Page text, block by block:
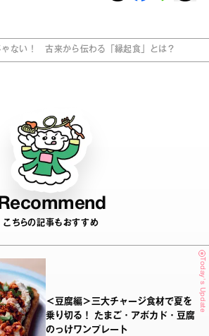
ゃない！ 古来から伝わる「縁起食」とは？
Recommend
こちらの記事もおすすめ
Today's Update
＜豆腐編＞三大チャージ食材で夏を
乗り切る！ たまご・アボカド・豆腐
のっけワンプレート